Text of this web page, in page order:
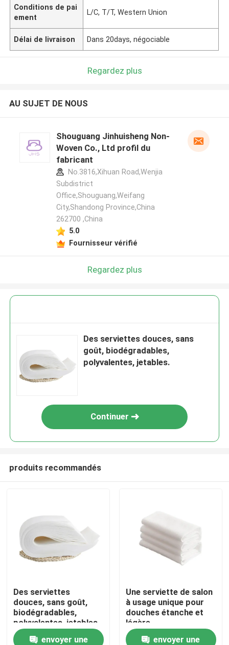
À la maison
Produits
À propos de nous
Conditions de pai
ement
L/C, T/T, Western Union
Délai de livraison Dans 20days, négociable
Regardez plus
AU SUJET DE NOUS
Shouguang Jinhuisheng Non-
Woven Co., Ltd profil du
fabricant
No.3816,Xihuan Road,Wenjia
Subdistrict
Office,Shouguang,Weifang
City,Shandong Province,China
262700 ,China
5.0
Fournisseur vérifié
Regardez plus
Des serviettes douces, sans
goût, biodégradables,
polyvalentes, jetables.
Continuer
produits recommandés
Des serviettes
douces, sans goût,
biodégradables,
polyvalentes, jetables.
envoyer une
Une serviette de salon
à usage unique pour
douches étanche et
légère
envoyer une